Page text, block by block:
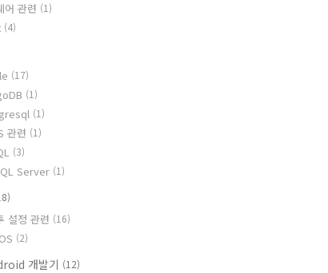
어 관련 (1)
(4)
(17)
(1)
(1)
관련 (1)
(3)
Server (1)
설정 관련 (16)
(2)
개발기 (12)